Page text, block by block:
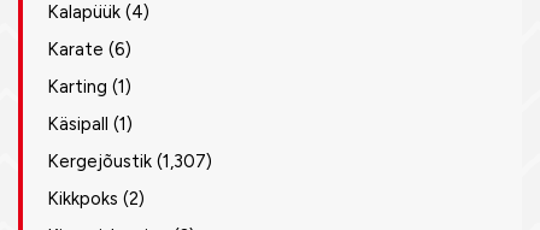
Kalapüük (4)
Karate (6)
Karting (1)
Käsipall (1)
Kergejõustik (1,307)
Kikkpoks (2)